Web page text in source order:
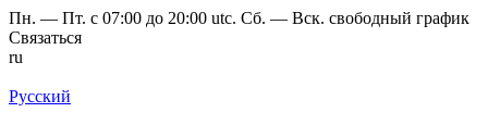
Пн. — Пт. с 07:00 до 20:00 utc. Сб. — Вск. свободный график
Связаться
ru
Русский